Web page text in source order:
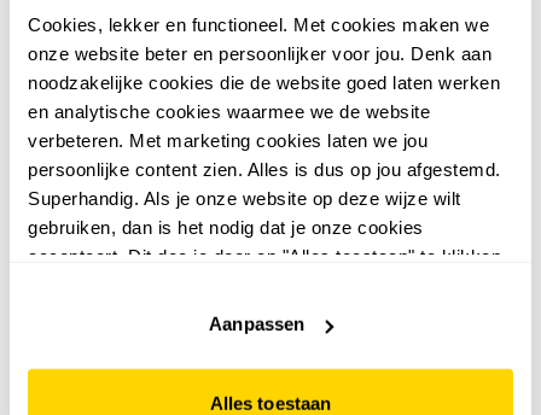
Cookies, lekker en functioneel. Met cookies maken we
onze website beter en persoonlijker voor jou. Denk aan
noodzakelijke cookies die de website goed laten werken
en analytische cookies waarmee we de website
verbeteren. Met marketing cookies laten we jou
persoonlijke content zien. Alles is dus op jou afgestemd.
Superhandig. Als je onze website op deze wijze wilt
gebruiken, dan is het nodig dat je onze cookies
accepteert. Dit doe je door op "Alles toestaan" te klikken.
website niet optimaal functioneert.
Aanpassen
Alles toestaan